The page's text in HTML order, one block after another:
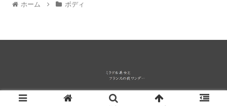
ホーム ボディ
© 2014 ミラクル美女とフランスの夜ワンダー.